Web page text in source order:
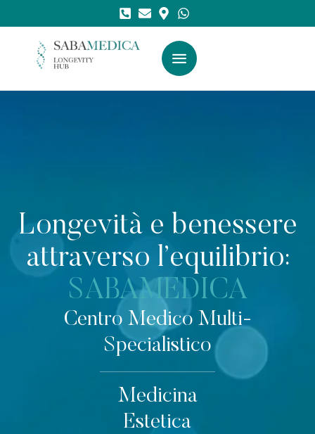
Longevità e benessere
attraverso l’equilibrio:
SABAMEDICA
Centro Medico Multi-
Specialistico
Medicina
Estetica